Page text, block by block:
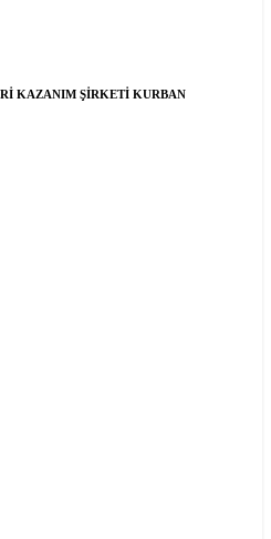
KAZANIM ŞİRKETİ KURBAN